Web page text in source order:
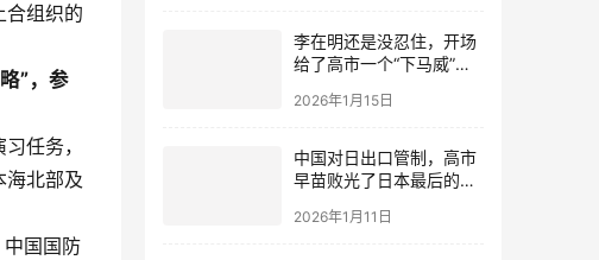
合组织的
”，参
任务，
海北部及
中国国防
李在明还是没忍住，开场
给了高市一个“下马威”，
2026年1月15日
中国对日出口管制，高市
早苗败光了日本最后的国
2026年1月11日